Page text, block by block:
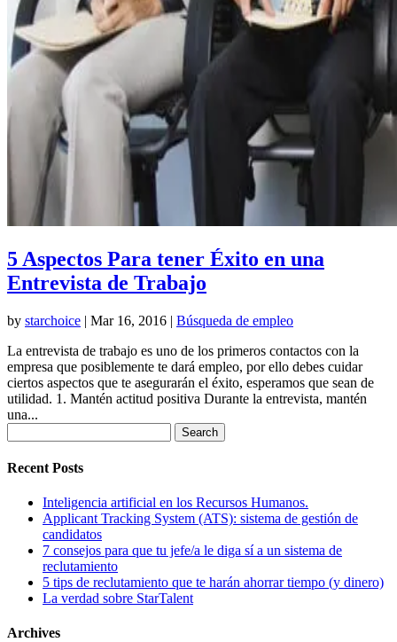
5 Aspectos Para tener Éxito en una
Entrevista de Trabajo
by starchoice | Mar 16, 2016 | Búsqueda de empleo
La entrevista de trabajo es uno de los primeros contactos con la
empresa que posiblemente te dará empleo, por ello debes cuidar
ciertos aspectos que te asegurarán el éxito, esperamos que sean de
utilidad. 1. Mantén actitud positiva Durante la entrevista, mantén
una...
for:
Recent Posts
Inteligencia artificial en los Recursos Humanos.
Applicant Tracking System (ATS): sistema de gestión de
candidatos
7 consejos para que tu jefe/a le diga sí a un sistema de
reclutamiento
5 tips de reclutamiento que te harán ahorrar tiempo (y dinero)
La verdad sobre StarTalent
Archives